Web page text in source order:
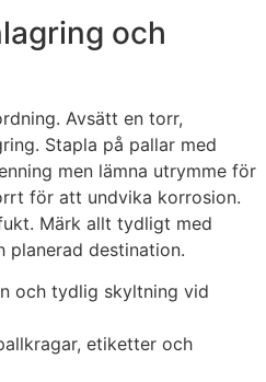
och
Avsätt en torr,
Stapla på pallar med
men lämna utrymme för
för att undvika korrosion.
Märk allt tydligt med
planerad destination.
och tydlig skyltning vid
etiketter och